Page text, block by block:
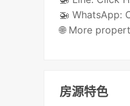
🚁 WhatsApp:
🌐 More
房源特色